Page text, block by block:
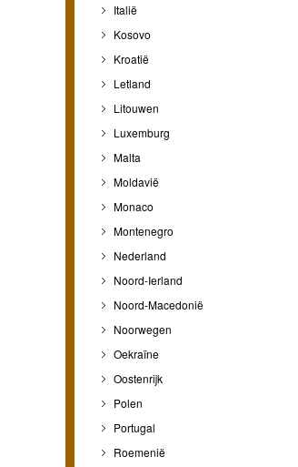
Italië
Kosovo
Kroatië
Letland
Litouwen
Luxemburg
Malta
Moldavië
Monaco
Montenegro
Nederland
Noord-Ierland
Noord-Macedonië
Noorwegen
Oekraïne
Oostenrijk
Polen
Portugal
Roemenië